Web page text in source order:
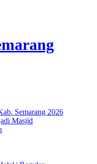
Semarang 2026
Masjid